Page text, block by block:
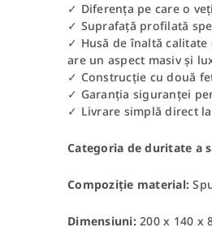
✓ Diferența pe care o
✓ Suprafață profilată
✓ Husă de înaltă
are un aspect masiv și
✓ Construcție cu două
✓ Garanția siguranței
✓ Livrare simplă direct
Categoria de duritate a
Compoziție material:
Dimensiuni: 200 x 140 x